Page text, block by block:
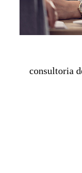
consultoria